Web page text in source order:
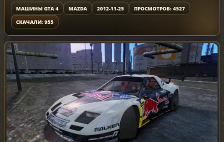
МАШИНЫ GTA 4 MAZDA 2012-11-25
ПРОСМОТРОВ: 4527
СКАЧАЛИ: 955